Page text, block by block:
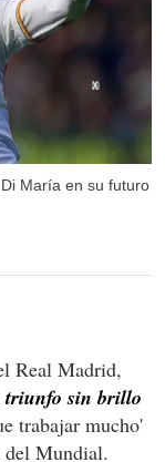
María en su futuro
X
Real Madrid,
triunfo sin brillo
trabajar mucho'
del Mundial.